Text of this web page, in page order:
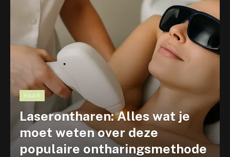
HAAR
Laserontharen: Alles wat je
moet weten over deze
populaire ontharingsmethode